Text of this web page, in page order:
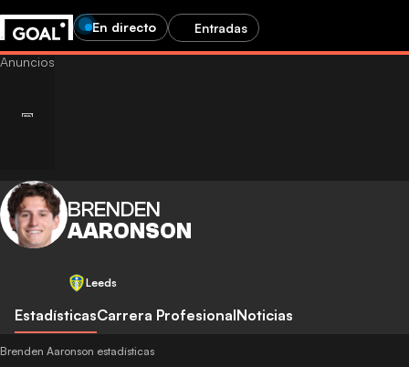
En directo Entradas
BRENDEN
AARONSON
Leeds
EstadísticasCarrera ProfesionalNoticias
Brenden Aaronson estadísticas